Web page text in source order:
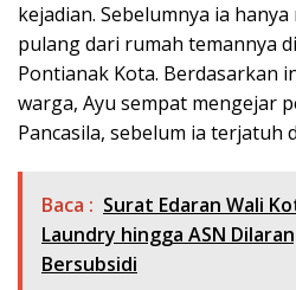
kejadian. Sebelumnya ia
pulang dari rumah temannya
Pontianak Kota. Berdasarkan
warga, Ayu sempat mengejar
Pancasila, sebelum ia terjatuh
Baca : Surat Edaran Wali
Laundry hingga ASN
Bersubsidi